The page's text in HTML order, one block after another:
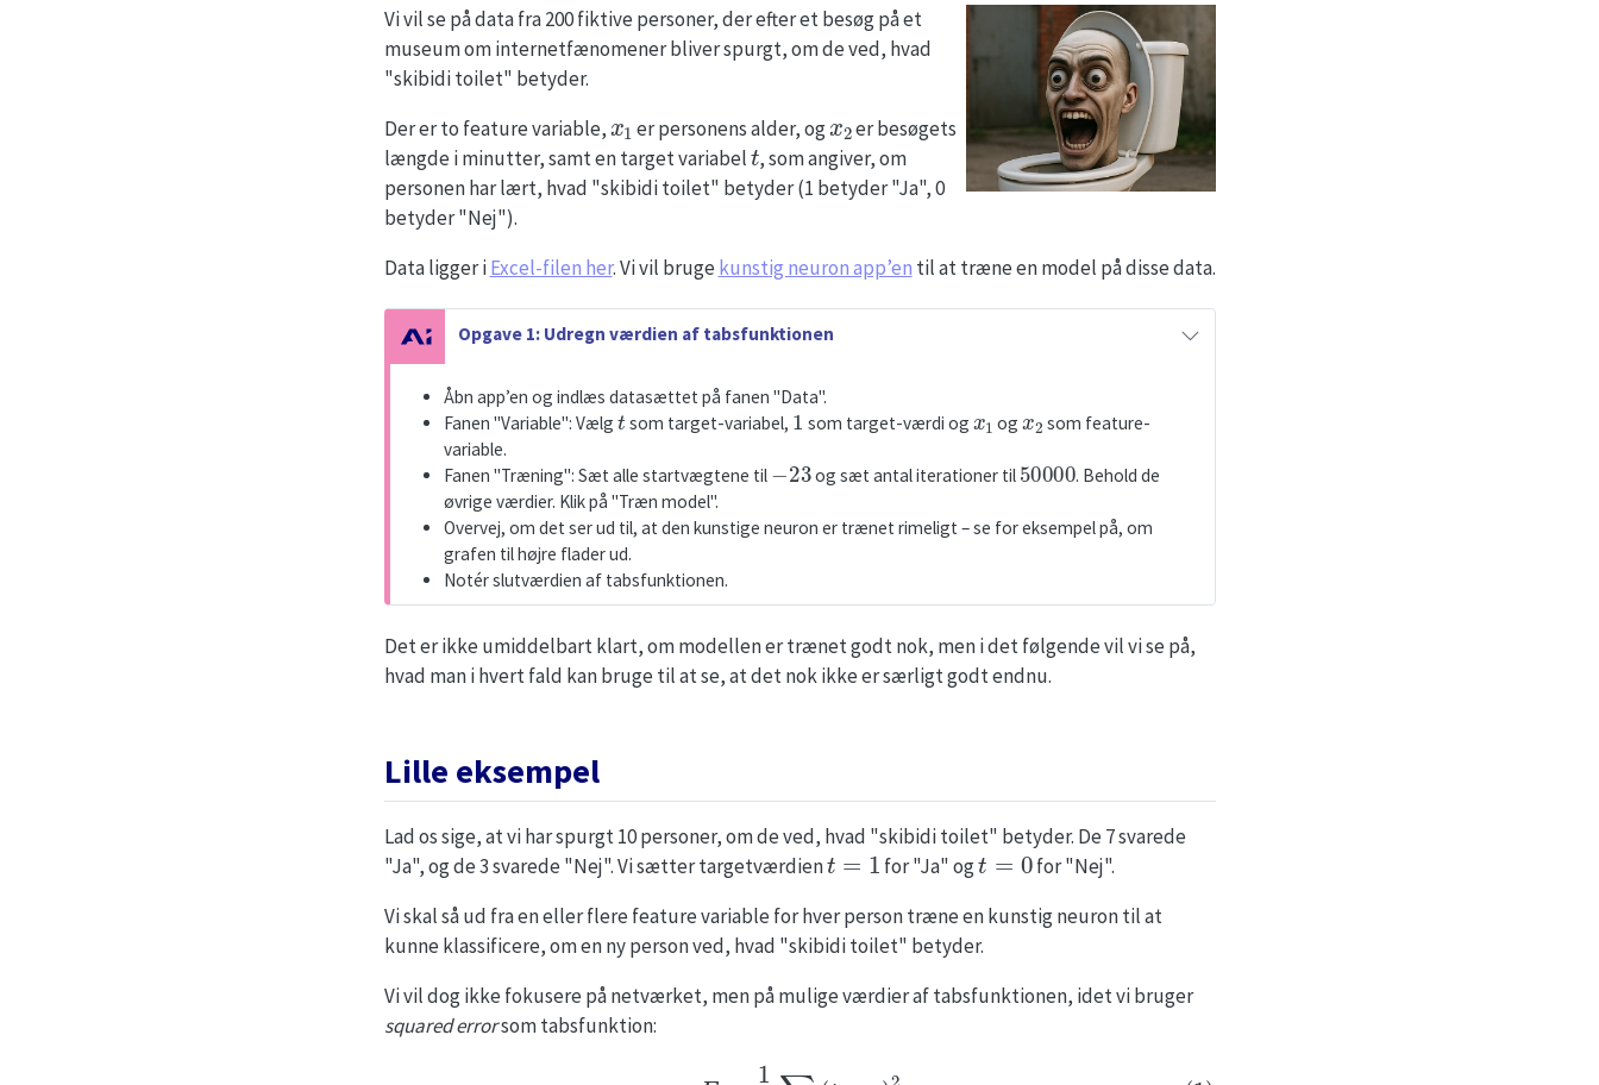
Vi vil se på data fra 200 fiktive personer, der efter et besøg på et
museum om internetfænomener bliver spurgt, om de ved, hvad
"skibidi toilet" betyder.
Der er to feature variable,
er personens alder, og
er besøgets
længde i minutter, samt en target variabel
t
, som angiver, om
personen har lært, hvad "skibidi toilet" betyder (1 betyder "Ja", 0
betyder "Nej").
Data ligger iExcel-filen her. Vi vil bruge kunstig neuron app’en til at træne en model på disse data.
N
e
Opgave 1: Udregn værdien af tabsfunktionen
Åbn app’en og indlæs datasættet på fanen "Data".
Fanen "Variable": Vælg
t
som target-variabel,
1
som target-værdi og og
som feature-
variable.
Fanen "Træning": Sæt alle startvægtene til
23
og sæt antal iterationer til
50000
. Behold de
øvrige værdier. Klik på "Træn model".
Overvej, om det ser ud til, at den kunstige neuron er trænet rimeligt – se for eksempel på, om
grafen til højre flader ud.
Notér slutværdien af tabsfunktionen.
Det er ikke umiddelbart klart, om modellen er trænet godt nok, men i det følgende vil vi se på,
hvad man i hvert fald kan bruge til at se, at det nok ikke er særligt godt endnu.
Lille eksempel
Lad os sige, at vi har spurgt 10 personer, om de ved, hvad "skibidi toilet" betyder. De 7 svarede
"Ja", og de 3 svarede "Nej". Vi sætter targetværdien
t=1
for "Ja" og
t= 0
for "Nej".
Vi skal så ud fra en eller flere feature variable for hver person træne en kunstig neuron til at
kunne klassificere, om en ny person ved, hvad "skibidi toilet" betyder.
Vi vil dog ikke fokusere på netværket, men på mulige værdier af tabsfunktionen, idet vi bruger
squared errorsom tabsfunktion:
E=